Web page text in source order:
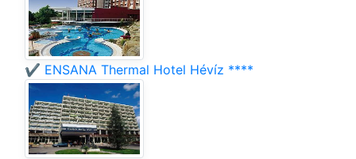
✔️ ENSANA Thermal Hotel Hévíz ****